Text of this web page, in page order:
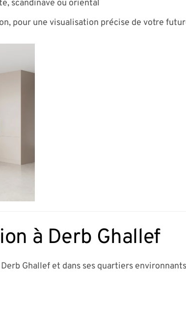
scandinave ou oriental
pour une visualisation précise de votre
à Derb Ghallef
Ghallef et dans ses quartiers